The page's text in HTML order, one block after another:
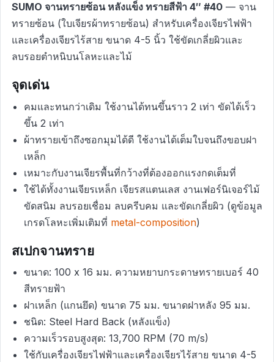
SUMO จานทรายซ้อน หลังแข็ง ทรายสีฟ้า 4″ #40— จาน
ทรายซ้อน (ใบเจียรผ้าทรายซ้อน) สำหรับเครื่องเจียรไฟฟ้า
และเครื่องเจียรไร้สาย ขนาด 4-5 นิ้ว ใช้ขัดเกลี่ยผิวและ
ลบรอยตำหนิบนโลหะและไม้
จุดเด่น
คมและทนกว่าเดิม ใช้งานได้ทนขึ้นราว 2 เท่า ขัดได้เร็ว
ขึ้น 2 เท่า
ผ้าทรายเข้าถึงซอกมุมได้ดี ใช้งานได้เต็มใบจนถึงขอบฝา
เหล็ก
เหมาะกับงานเจียรพื้นที่กว้างที่ต้องออกแรงกดเต็มที่
ใช้ได้ทั้งงานเจียรเหล็ก เจียรสแตนเลส งานเฟอร์นิเจอร์ไม้
ขัดสนิม ลบรอยเชื่อม ลบครีบคม และขัดเกลี่ยผิว (ดูข้อมูล
เกรดโลหะเพิ่มเติมที่ metal-composition)
สเปกจานทราย
ขนาด: 100 x 16 มม. ความหยาบกระดาษทรายเบอร์ 40
สีทรายฟ้า
ฝาเหล็ก (แกนยึด) ขนาด 75 มม. ขนาดฝาหลัง 95 มม.
ชนิด: Steel Hard Back (หลังแข็ง)
ความเร็วรอบสูงสุด: 13,700 RPM (70 m/s)
ใช้กับเครื่องเจียรไฟฟ้าและเครื่องเจียรไร้สาย ขนาด 4-5